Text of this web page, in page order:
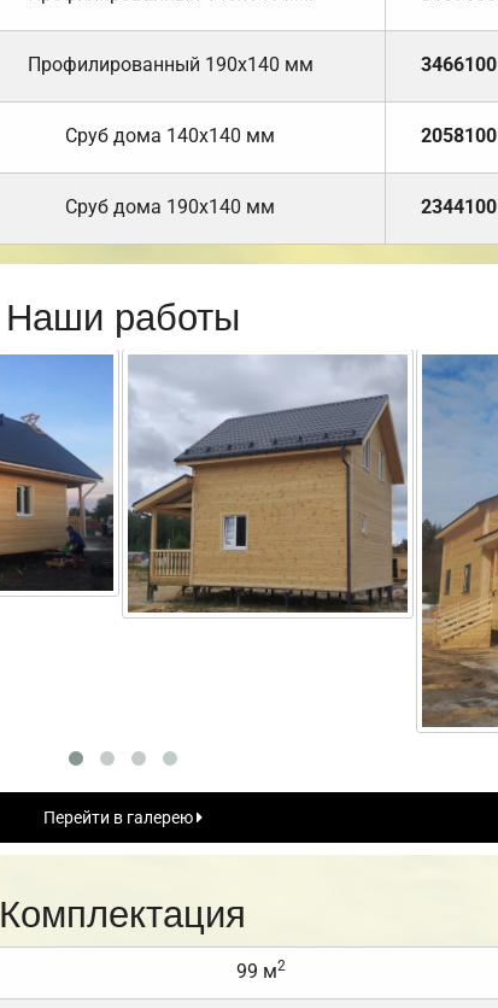
Профилированный 190х140 мм 3466100
Cруб дома 140х140 мм 2058100
Cруб дома 190х140 мм 2344100
Наши работы
Перейти в галерею
Комплектация
99 м2